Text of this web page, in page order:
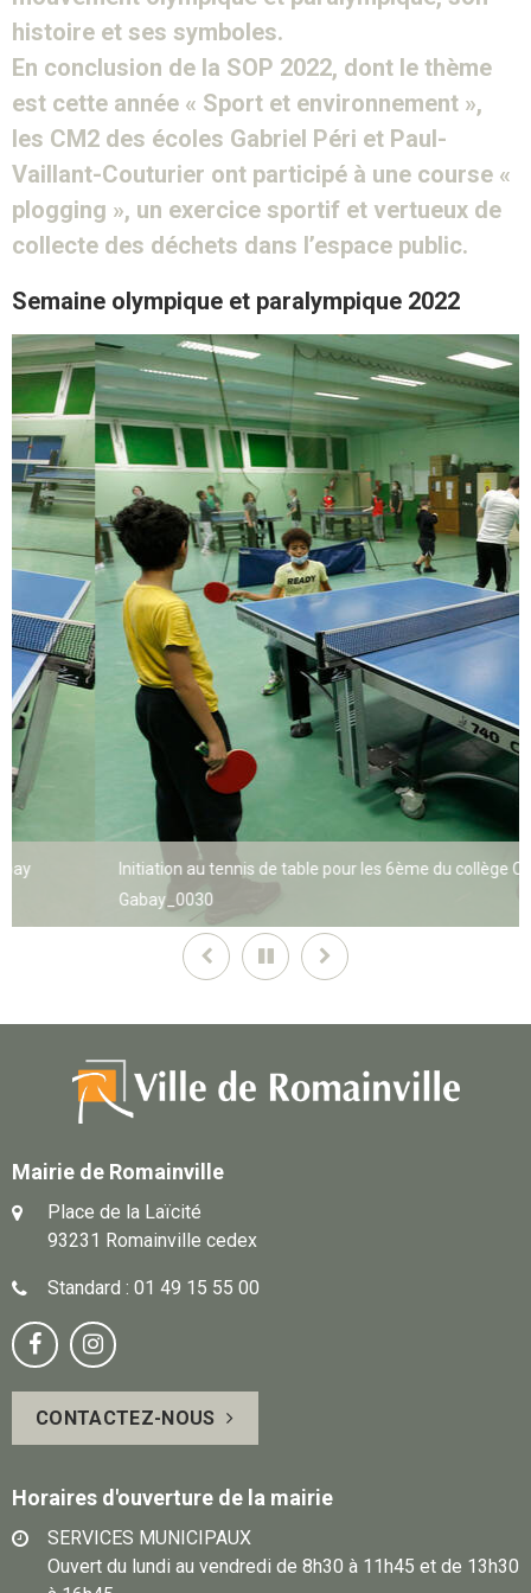
histoire et ses symboles.
En conclusion de la SOP 2022, dont le thème
est cette année « Sport et environnement »,
les CM2 des écoles Gabriel Péri et Paul-
Vaillant-Couturier ont participé à une course «
plogging », un exercice sportif et vertueux de
collecte des déchets dans l’espace public.
Semaine olympique et paralympique 2022
Initiation au tennis de table pour les 6ème du collège Courbet
Gabay_0030
PrécédentPause Suivant
Mairie de Romainville
Place de la Laïcité
93231 Romainville cedex
Standard : 01 49 15 55 00
Notre
page
Facebook
Suivez-
vous
sur
CONTACTEZ-NOUS
Horaires d'ouverture de la mairie
SERVICES MUNICIPAUX
Ouvert du lundi au vendredi de 8h30 à 11h45 et de 13h30